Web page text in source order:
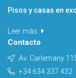
Pisos y casas en
Leer más
Contacto
Av. Carlemany
+34 634 337 432